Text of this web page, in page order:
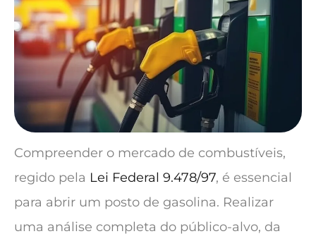
Compreender o mercado de combustíveis,
regido pela Lei Federal 9.478/97, é essencial
para abrir um posto de gasolina. Realizar
uma análise completa do público-alvo, da